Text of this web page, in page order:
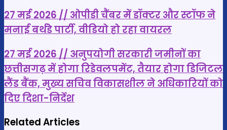
27
मई
//
ओपीडी
चैंबर
में
डॉक्टर
और
27 मई 2026 // ओपीडी चैंबर में डॉक्टर और स्टॉफ ने
मनाई बर्थडे पार्टी, वीडियो हो रहा वायरल
27
मई
2026
//
अनुपयोगी
सरकारी
27 मई 2026 // अनुपयोगी सरकारी जमीनों का
छत्तीसगढ़ में होगा रिडेवलपमेंट, तैयार होगा डिजिटल
लैंड बैंक, मुख्य सचिव विकासशील ने अधिकारियों को
दिए दिशा-निर्देश
Related Articles